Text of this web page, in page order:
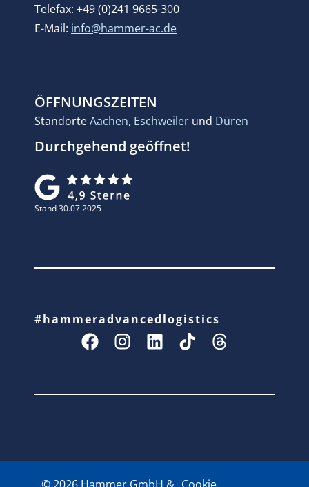
Telefax: +49 (0)241 9665-300
E-Mail: info@hammer-ac.de
ÖFFNUNGSZEITEN
StandorteAachen, Eschweiler und Düren
Durchgehend geöffnet!
Stand 30.07.2025
#hammeradvancedlogistics